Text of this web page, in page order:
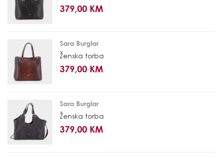
379,00 KM
Sara Burglar
Ženska torba
379,00 KM
Sara Burglar
Ženska torba
379,00 KM